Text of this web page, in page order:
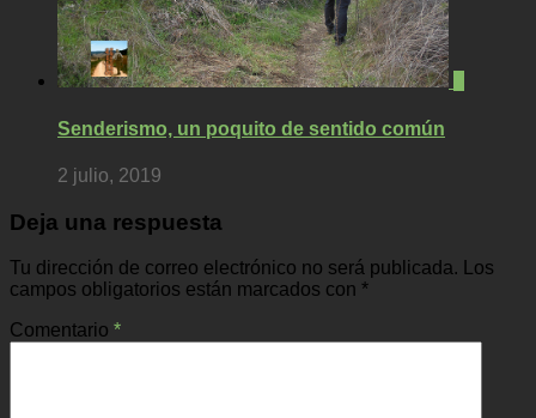
Senderismo, un poquito de sentido común
2 julio, 2019
Deja una respuesta
Tu dirección de correo electrónico no será publicada.
Los
campos obligatorios están marcados con *
Comentario *